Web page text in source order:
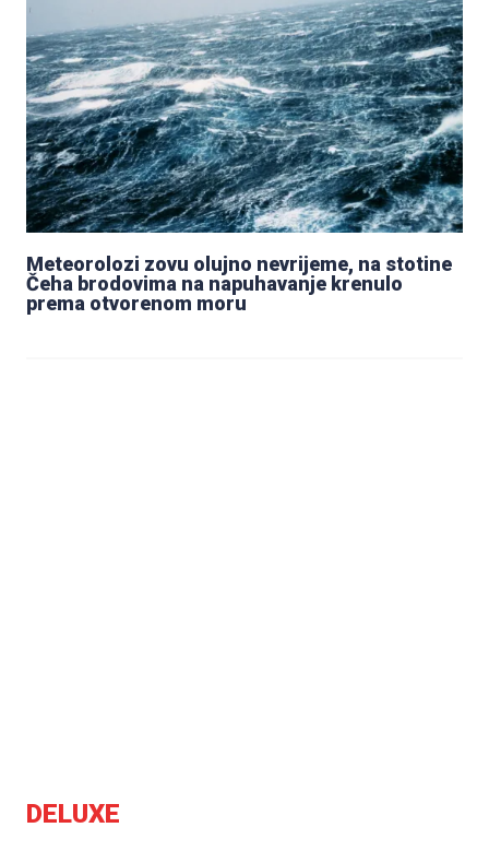
Meteorolozi zovu olujno nevrijeme, na stotine
Čeha brodovima na napuhavanje krenulo
prema otvorenom moru
DELUXE